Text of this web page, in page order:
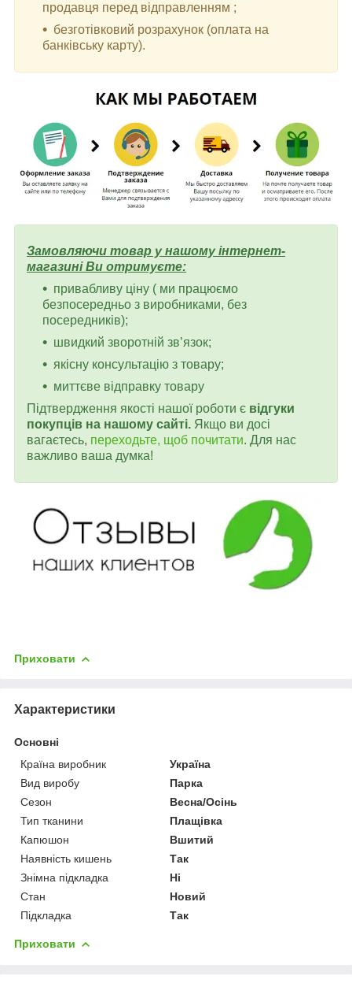
продавця перед відправленням ;
безготівковий розрахунок (оплата на
банківську карту).
Замовляючи товар у нашому інтернет-
магазині Ви отримуєте:
привабливу ціну ( ми працюємо
безпосередньо з виробниками, без
посередників);
швидкий зворотній зв’язок;
якісну консультацію з товару;
миттєве відправку товару
Підтвердження якості нашої роботи є відгуки
покупців на нашому сайті. Якщо ви досі
вагаєтесь, переходьте, щоб почитати. Для нас
важливо ваша думка!
Приховати
Характеристики
Основні
Країна виробник
Україна
Вид виробу
Парка
Сезон
Весна/Осінь
Тип тканини
Плащівка
Капюшон
Вшитий
Наявність кишень
Так
Знімна підкладка
Ні
Стан
Новий
Підкладка
Так
Приховати